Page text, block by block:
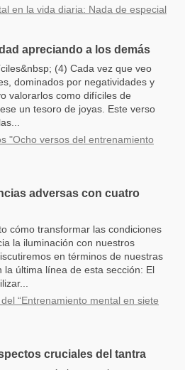
en la vida diaria: Nada de especial
apreciando a los demás
(4) Cada vez que veo
dominados por negatividades y
valorarlos como difíciles de
un tesoro de joyas. Este verso
"Ocho versos del entrenamiento
adversas con cuatro
cómo transformar las condiciones
la iluminación con nuestros
en términos de nuestras
la última línea de esta sección: El
“Entrenamiento mental en siete
cruciales del tantra